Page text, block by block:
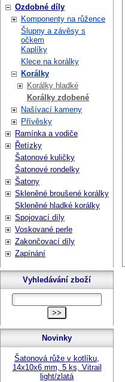
Ozdobné díly
Komponenty na růžence
Šlupny a závěsy s
očkem
Kaplíky
Klece na korálky
Korálky
Korálky hladké
Korálky zdobené
Našívací kameny
Přívěsky
Ramínka a vodiče
Řetízky
Šatonové kuličky
Šatonové rondelky
Šatony
Skleněné broušené korálky
Skleněné hladké korálky
Spojovací díly
Voskované perle
Zakončovací díly
Zapínání
Vyhledávání zboží
Novinky
Šatonová růže v kotlíku,
14x10x6 mm, 5 ks, Vitrail
light/zlatá